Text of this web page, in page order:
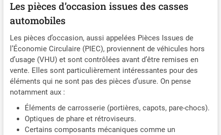
Les pièces d’occasion issues des casses
automobiles
Les pièces d’occasion, aussi appelées Pièces Issues de
l’Économie Circulaire (PIEC), proviennent de véhicules hors
d’usage (VHU) et sont contrôlées avant d’être remises en
vente. Elles sont particulièrement intéressantes pour des
éléments qui ne sont pas des pièces d’usure. On pense
notamment aux :
Éléments de carrosserie (portières, capots, pare-chocs).
Optiques de phare et rétroviseurs.
Certains composants mécaniques comme un